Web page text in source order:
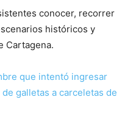
conocer, recorrer
históricos y
Cartagena.
que intentó ingresar
galletas a carceletas de